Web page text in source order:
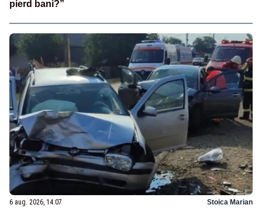
pierd bani?”
6 aug. 2026, 14:07 Stoica Marian